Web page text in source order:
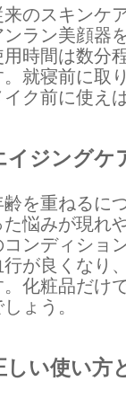
のスキンケ
ンラン美顔器
用時間は数分
。就寝前に取
イク前に使え
イジングケ
齢を重ねるに
た悩みが現れ
コンディショ
行が良くなり
。化粧品だけ
ょう。
しい使い方